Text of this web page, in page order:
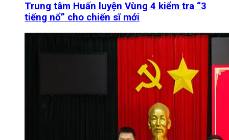
Trung tâm Huấn luyện Vùng 4 kiểm tra “3
tiếng nổ” cho chiến sĩ mới